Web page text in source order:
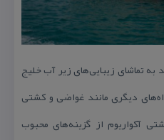
تماشای زیبایی‌های زیر آب خلیج
دیگری مانند غواضی و كشتی
آكواریوم از گزینه‌های محبوب